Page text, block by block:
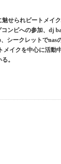
せられビートメイ
コンピへの参加、dj
シークレットで
メイクを中心に活
。